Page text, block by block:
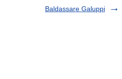
Baldassare Galuppi